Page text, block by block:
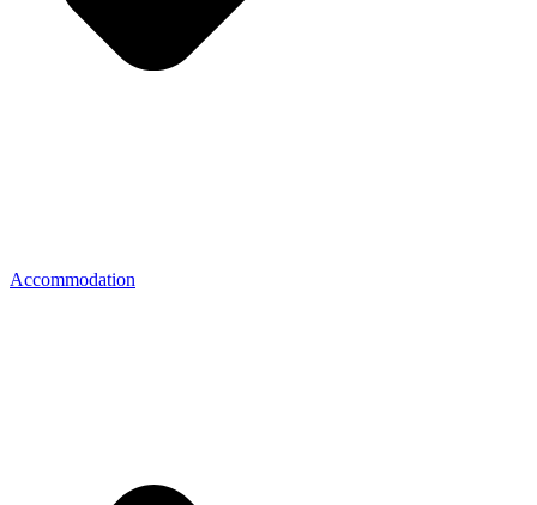
Accommodation